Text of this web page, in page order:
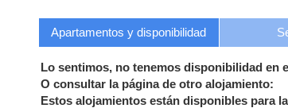
Apartamentos y disponibilidad
Lo sentimos, no tenemos disponibilidad en
O consultar la página de otro alojamiento:
Estos alojamientos están disponibles para